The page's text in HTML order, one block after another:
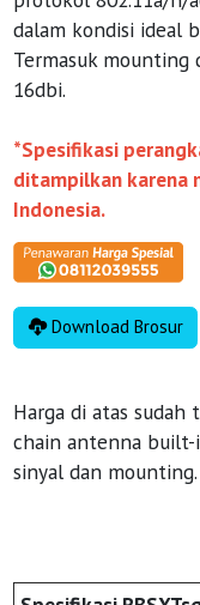
dalam kondisi ideal
Termasuk mounting
16dbi.
*Spesifikasi
ditampilkan karena
Indonesia.
Download Brosur
Harga di atas sudah
chain antenna built-
sinyal dan mounting.